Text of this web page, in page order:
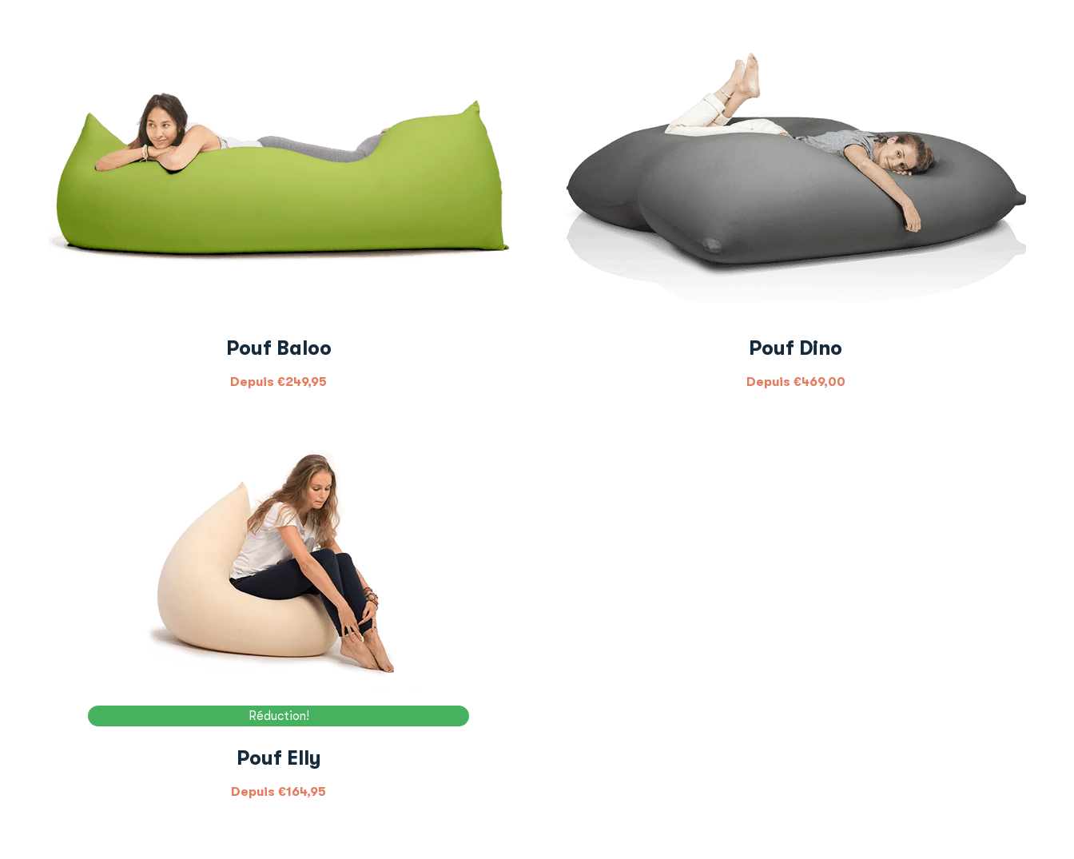
Pouf Baloo
Depuis €249,95
Pouf Dino
Depuis €469,00
Réduction!
Pouf Elly
Depuis €164,95